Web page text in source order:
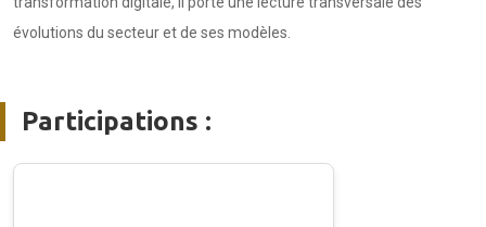
évolutions du secteur et de ses modèles.
Participations :